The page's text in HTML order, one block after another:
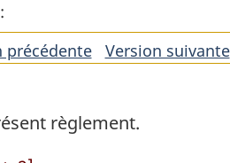
précédentedeVersion suivante
règlement.